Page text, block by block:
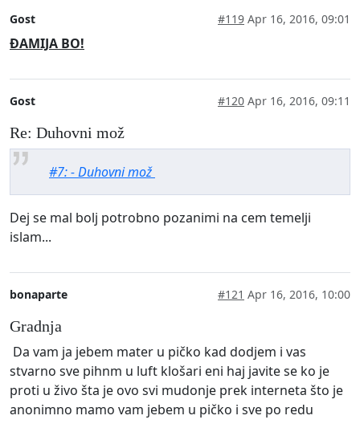
Gost #119 Apr 16, 2016, 09:01
ĐAMIJA BO!
Gost #120 Apr 16, 2016, 09:11
Re: Duhovni mož
#7: - Duhovni mož
Dej se mal bolj potrobno pozanimi na cem temelji
islam...
bonaparte #121 Apr 16, 2016, 10:00
Gradnja
Da vam ja jebem mater u pičko kad dodjem i vas
stvarno sve pihnm u luft klošari eni haj javite se ko je
proti u živo šta je ovo svi mudonje prek interneta što je
anonimno mamo vam jebem u pičko i sve po redu